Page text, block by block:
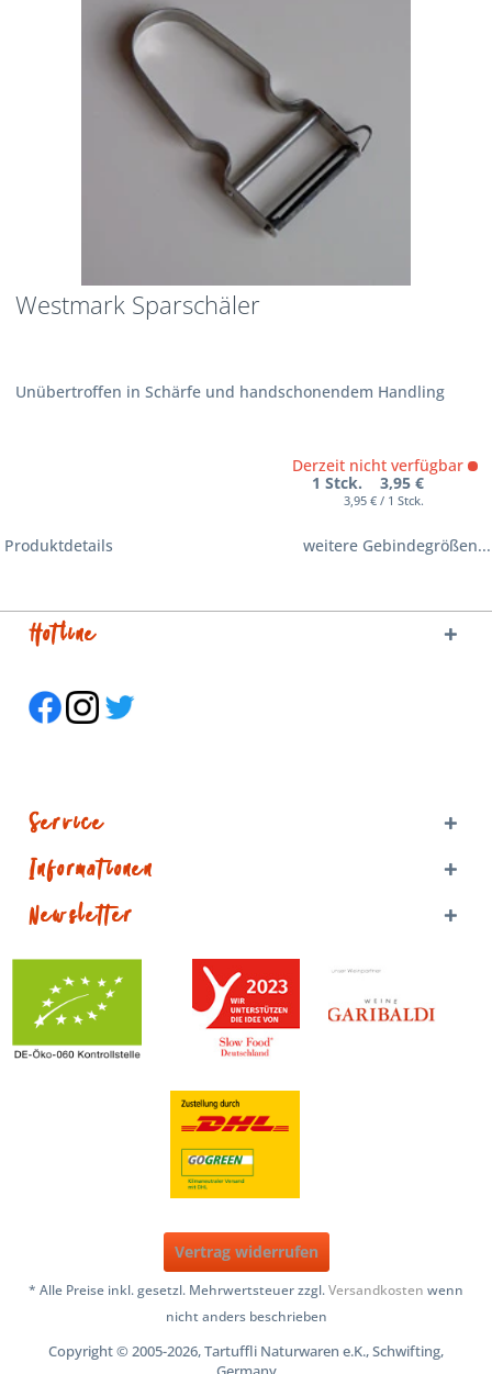
Westmark Sparschäler
Unübertroffen in Schärfe und handschonendem Handling
Derzeit nicht verfügbar
1 Stck. 3,95 €
3,95 € / 1 Stck.
Produktdetails weitere Gebindegrößen...
Hotline
Service
Informationen
Newsletter
Vertrag widerrufen
* Alle Preise inkl. gesetzl. Mehrwertsteuer zzgl.Versandkosten wenn
nicht anders beschrieben
Copyright © 2005-2026, Tartuffli Naturwaren e.K., Schwifting,